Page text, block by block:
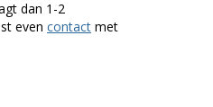
dan 1-2
even contact met